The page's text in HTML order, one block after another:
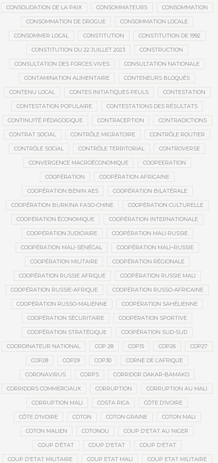
CONSOLIDATION DE LA PAIX CONSOMMATEURS CONSOMMATION
CONSOMMATION DE DROGUE CONSOMMATION LOCALE
CONSOMMER LOCAL CONSTITUTION CONSTITUTION DE 1992
CONSTITUTION DU 22 JUILLET 2023 CONSTRUCTION
CONSULTATION DES FORCES VIVES CONSULTATION NATIONALE
CONTAMINATION ALIMENTAIRE CONTENEURS BLOQUÉS
CONTENU LOCAL CONTES INITIATIQUES PEULS CONTESTATION
CONTESTATION POPULAIRE CONTESTATIONS DES RÉSULTATS
CONTINUITÉ PÉDAGOGIQUE CONTRACEPTION CONTRADICTIONS
CONTRAT SOCIAL CONTRÔLE MIGRATOIRE CONTRÔLE ROUTIER
CONTRÔLE SOCIAL CONTRÔLE TERRITORIAL CONTROVERSE
CONVERGENCE MACROÉCONOMIQUE COOPEERATION
COOPÉRATION COOPÉRATION AFRICAINE
COOPÉRATION BÉNIN AES COOPÉRATION BILATÉRALE
COOPÉRATION BURKINA FASO-CHINE COOPÉRATION CULTURELLE
COOPÉRATION ÉCONOMIQUE COOPÉRATION INTERNATIONALE
COOPÉRATION JUDICIAIRE COOPÉRATION MALI-RUSSIE
COOPÉRATION MALI-SÉNÉGAL COOPÉRATION MALI–RUSSIE
COOPÉRATION MILITAIRE COOPÉRATION RÉGIONALE
COOPÉRATION RUSSIE AFRIQUE COOPÉRATION RUSSIE MALI
COOPÉRATION RUSSIE-AFRIQUE COOPÉRATION RUSSO-AFRICAINE
COOPÉRATION RUSSO-MALIENNE COOPÉRATION SAHÉLIENNE
COOPÉRATION SÉCURITAIRE COOPÉRATION SPORTIVE
COOPÉRATION STRATÉGIQUE COOPÉRATION SUD-SUD
COORDINATEUR NATIONAL COP 28 COP15 COP26 COP27
COP28 COP29 COP30 CORNE DE L’AFRIQUE
CORONAVIRUS CORPS CORRIDOR DAKAR-BAMAKO
CORRIDORS COMMERCIAUX CORRUPTION CORRUPTION AU MALI
CORRUPTION MALI COSTA RICA CÔTE D’IVOIRE
CÔTE D'IVOIRE COTON COTON GRAINE COTON MALI
COTON MALIEN COTONOU COUP D'ETAT AU NIGER
COUP D’ÉTAT COUP D'ETAT COUP D'ÉTAT
COUP D'ETAT MILITAIRE COUP ETAT MALI COUP ETAT MILITAIRE